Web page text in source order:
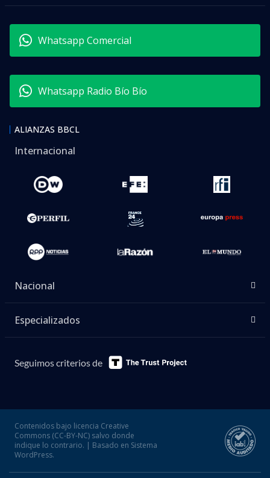
Whatsapp Comercial
Whatsapp Radio Bío Bío
ALIANZAS BBCL
Internacional
Nacional
Especializados
Seguimos criterios de
Contenidos bajo licencia Creative
Commons (CC-BY-NC) salvo donde
indique lo contrario. | Basado en Sistema
WordPress.